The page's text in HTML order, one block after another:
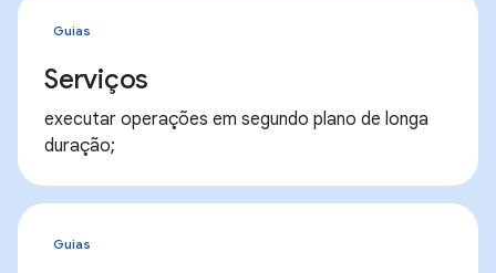
Guias
Serviços
executar operações em segundo plano de longa
duração;
Guias